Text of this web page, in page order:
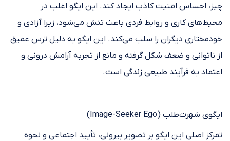
چیز، احساس امنیت کاذب ایجاد کند. این ایگو اغلب در
محیط‌های کاری و روابط فردی باعث تنش می‌شود، زیرا آزادی و
خودمختاری دیگران را سلب می‌کند. این ایگو به دلیل ترس عمیق
از ناتوانی و ضعف شکل گرفته و مانع از تجربه آرامش درونی و
اعتماد به فرآیند طبیعی زندگی است.
ایگوی شهرت‌طلب (Image-Seeker Ego)
تمرکز اصلی این ایگو بر تصویر بیرونی، تأیید اجتماعی و نحوه